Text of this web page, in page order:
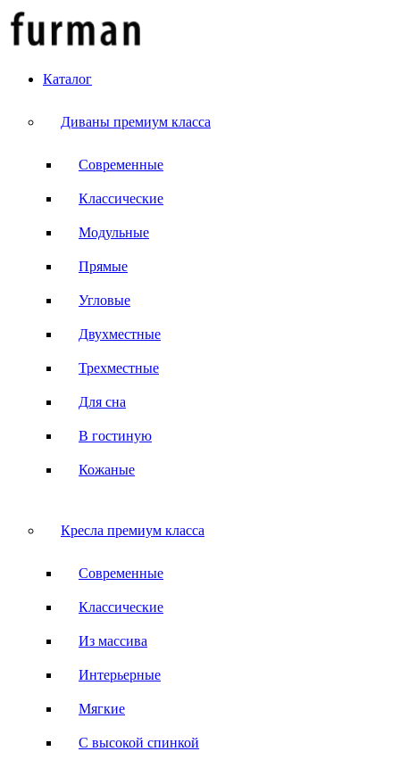
Каталог
Диваны премиум класса
Современные
Классические
Модульные
Прямые
Угловые
Двухместные
Трехместные
Для сна
В гостиную
Кожаные
Кресла премиум класса
Современные
Классические
Из массива
Интерьерные
Мягкие
С высокой спинкой